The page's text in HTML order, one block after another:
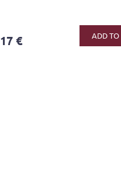
17 € ADD TO